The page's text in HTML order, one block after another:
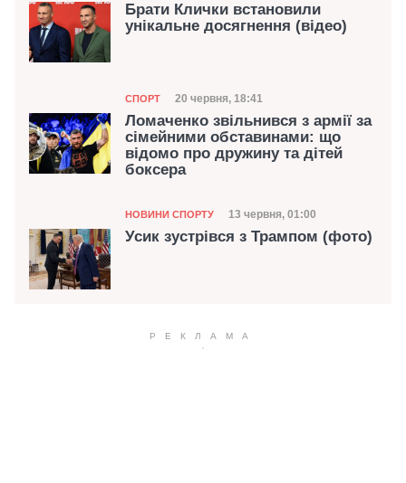
Брати Клички встановили
унікальне досягнення (відео)
Категорія
СПОРТ Дата публікації
20 червня, 18:41
Ломаченко звільнився з армії за
сімейними обставинами: що
відомо про дружину та дітей
боксера
Категорія
НОВИНИ СПОРТУ Дата публікації
13 червня, 01:00
Усик зустрівся з Трампом (фото)